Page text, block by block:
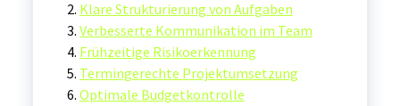
Klare Strukturierung von Aufgaben
Verbesserte Kommunikation im Team
Frühzeitige Risikoerkennung
Termingerechte Projektumsetzung
Optimale Budgetkontrolle